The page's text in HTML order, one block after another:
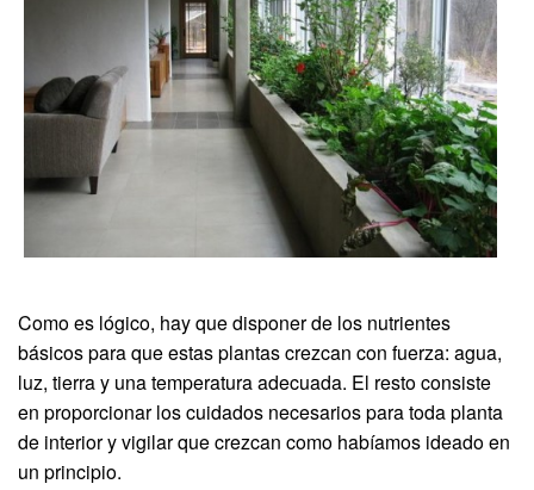
Como es lógico, hay que disponer de los nutrientes
básicos para que estas plantas crezcan con fuerza: agua,
luz, tierra y una temperatura adecuada. El resto consiste
en proporcionar los cuidados necesarios para toda planta
de interior y vigilar que crezcan como habíamos ideado en
un principio.